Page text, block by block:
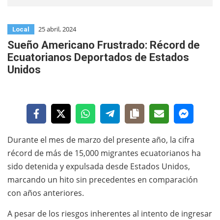
Local 25 abril, 2024
Sueño Americano Frustrado: Récord de
Ecuatorianos Deportados de Estados
Unidos
Durante el mes de marzo del presente año, la cifra
récord de más de 15,000 migrantes ecuatorianos ha
sido detenida y expulsada desde Estados Unidos,
marcando un hito sin precedentes en comparación
con años anteriores.
A pesar de los riesgos inherentes al intento de ingresar